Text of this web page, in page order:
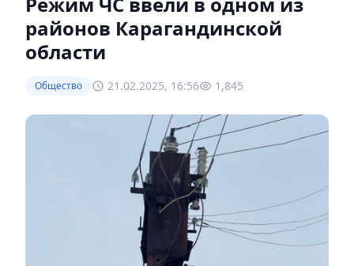
районов Карагандинской
области
Общество 21.02.2025, 16:56 1,845